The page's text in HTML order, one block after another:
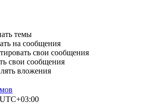
темы
на сообщения
свои сообщения
свои сообщения
вложения
UTC+03:00